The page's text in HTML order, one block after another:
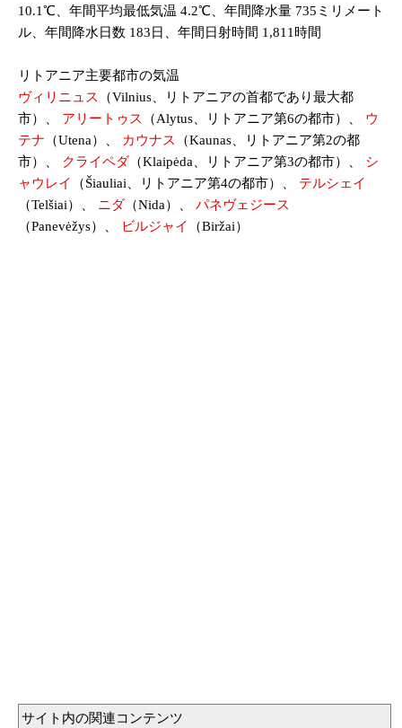
10.1℃、年間平均最低気温 4.2℃、年間降水量 735ミリメート
ル、年間降水日数 183日、年間日射時間 1,811時間
リトアニア主要都市の気温
ヴィリニュス
（Vilnius、リトアニアの首都であり最大都
市）、 アリートゥス （Alytus、リトアニア第6の都市）、 ウ
テナ （Utena）、 カウナス
（Kaunas、リトアニア第2の都
市）、 クライペダ（Klaipėda、リトアニア第3の都市）、 シ
ャウレイ
（Šiauliai、リトアニア第4の都市）、 テルシェイ
（Telšiai）、 ニダ（Nida）、 パネヴェジース
（Panevėžys）、
ビルジャイ （Biržai）
サイト内の関連コンテンツ